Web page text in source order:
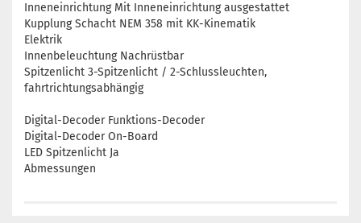
Inneneinrichtung Mit Inneneinrichtung ausgestattet
Kupplung Schacht NEM 358 mit KK-Kinematik
Elektrik
Innenbeleuchtung Nachrüstbar
Spitzenlicht 3-Spitzenlicht / 2-Schlussleuchten,
fahrtrichtungsabhängig
Digital-Decoder Funktions-Decoder
Digital-Decoder On-Board
LED Spitzenlicht Ja
Abmessungen